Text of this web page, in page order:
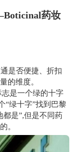
药妆
是否便捷、折扣
的维度。
是一个绿的十字
“绿十字”找到巴黎
都是”,但是不同药
。